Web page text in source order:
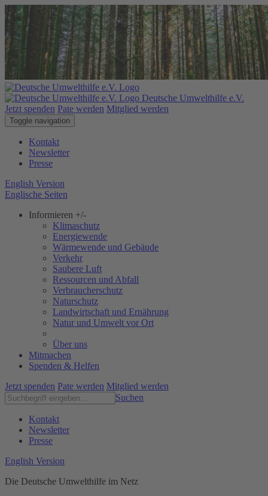
Deutsche Umwelthilfe e.V.
Jetzt spenden Pate werden Mitglied werden
Toggle navigation
Kontakt
Newsletter
Presse
English Version
Englische Seiten
Informieren +/-
Klimaschutz
Energiewende
Wärmewende und Gebäude
Verkehr
Saubere Luft
Ressourcen und Abfall
Verbraucherschutz
Naturschutz
Landwirtschaft und Ernährung
Natur und Umwelt vor Ort
Über uns
Mitmachen
Spenden & Helfen
Jetzt spenden Pate werden Mitglied werden
Suchen
Kontakt
Newsletter
Presse
English Version
Die Deutsche Umwelthilfe im Netz